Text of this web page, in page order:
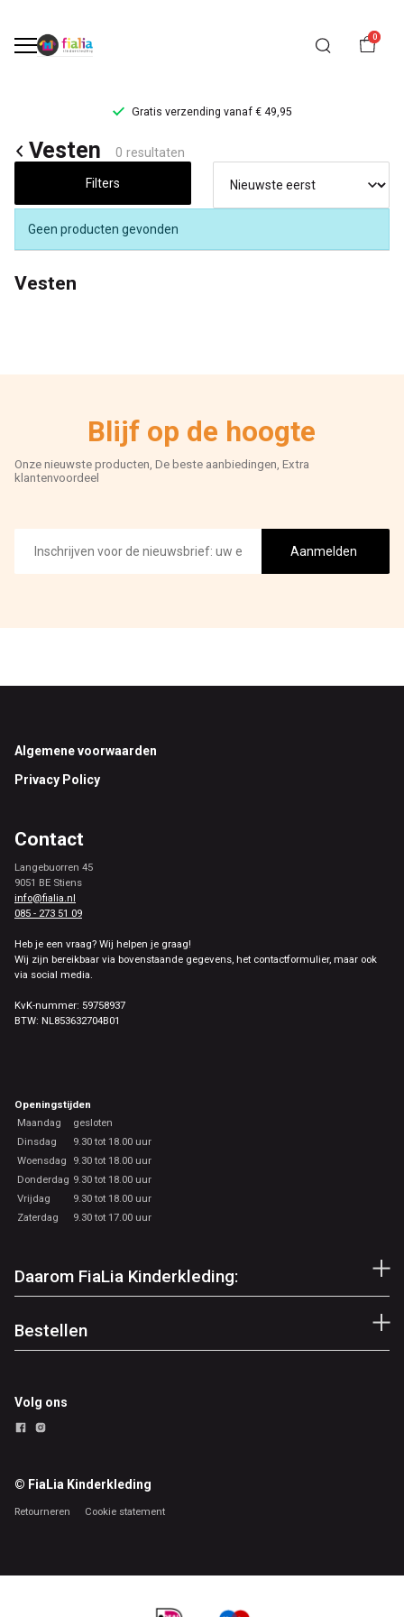
0
Gratis verzending vanaf € 49,95
Vesten
FiaLia
Kinderkleding
Vesten 0 resultaten
Filters
Geen producten gevonden
Vesten
Blijf op de hoogte
Onze nieuwste producten, De beste aanbiedingen, Extra
klantenvoordeel
mailadres
Aanmelden
Footer
Algemene voorwaarden
Privacy Policy
Contact
Langebuorren 45
9051 BE Stiens
info@fialia.nl
085 - 273 51 09
Heb je een vraag? Wij helpen je graag!
Wij zijn bereikbaar via bovenstaande gegevens, het contactformulier, maar ook
via social media.
KvK-nummer: 59758937
BTW: NL853632704B01
Openingstijden
Maandag
gesloten
Dinsdag
9.30 tot 18.00 uur
Woensdag
9.30 tot 18.00 uur
Donderdag 9.30 tot 18.00 uur
Vrijdag
9.30 tot 18.00 uur
Zaterdag
9.30 tot 17.00 uur
Daarom FiaLia Kinderkleding:
Bestellen
Volg ons
© FiaLia Kinderkleding
Retourneren Cookie statement